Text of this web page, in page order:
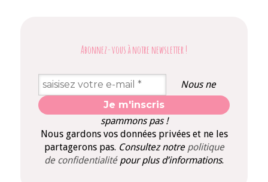
Abonnez-vous à notre newsletter !
Nous ne
spammons pas !
Nous gardons vos données privées et ne les
partagerons pas. Consultez notre politique
de confidentialité pour plus d’informations.